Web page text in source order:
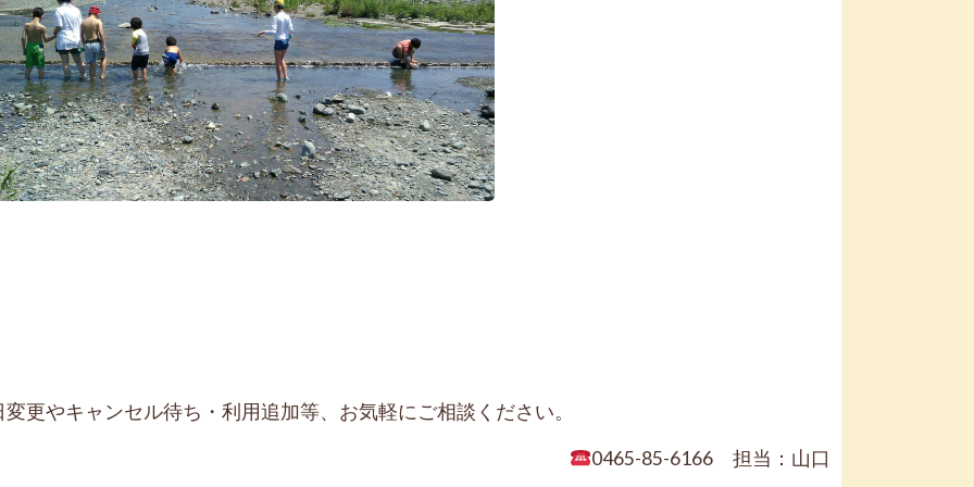
変更やキャンセル待ち・利用追加等、お気軽にご相談ください。
0465-85-6166 担当：山口